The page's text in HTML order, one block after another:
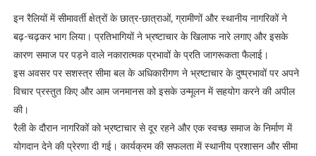
इन रैलियों में सीमावर्ती क्षेत्रों के छात्र-छात्राओं, ग्रामीणों और स्थानीय नागरिकों ने
बढ़-चढ़कर भाग लिया। प्रतिभागियों ने भ्रष्टाचार के खिलाफ नारे लगाए और इसके
कारण समाज पर पड़ने वाले नकारात्मक प्रभावों के प्रति जागरूकता फैलाई।
इस अवसर पर सशस्त्र सीमा बल के अधिकारीगण ने भ्रष्टाचार के दुष्प्रभावों पर अपने
विचार प्रस्तुत किए और आम जनमानस को इसके उन्मूलन में सहयोग करने की अपील
की।
रैली के दौरान नागरिकों को भ्रष्टाचार से दूर रहने और एक स्वच्छ समाज के निर्माण में
योगदान देने की प्रेरणा दी गई। कार्यक्रम की सफलता में स्थानीय प्रशासन और सीमा